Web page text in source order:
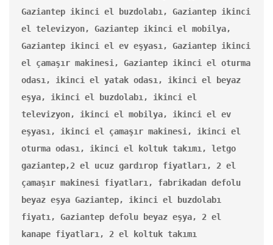
Gaziantep ikinci el buzdolabı, Gaziantep ikinci
el televizyon, Gaziantep ikinci el mobilya,
Gaziantep ikinci el ev eşyası, Gaziantep ikinci
el çamaşır makinesi, Gaziantep ikinci el oturma
odası, ikinci el yatak odası, ikinci el beyaz
eşya, ikinci el buzdolabı, ikinci el
televizyon, ikinci el mobilya, ikinci el ev
eşyası, ikinci el çamaşır makinesi, ikinci el
oturma odası, ikinci el koltuk takımı, letgo
gaziantep,2 el ucuz gardırop fiyatları, 2 el
çamaşır makinesi fiyatları, fabrikadan defolu
beyaz eşya Gaziantep, ikinci el buzdolabı
fiyatı, Gaziantep defolu beyaz eşya, 2 el
kanape fiyatları, 2 el koltuk takımı